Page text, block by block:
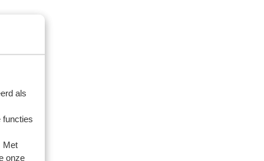
als
functies
Met
onze